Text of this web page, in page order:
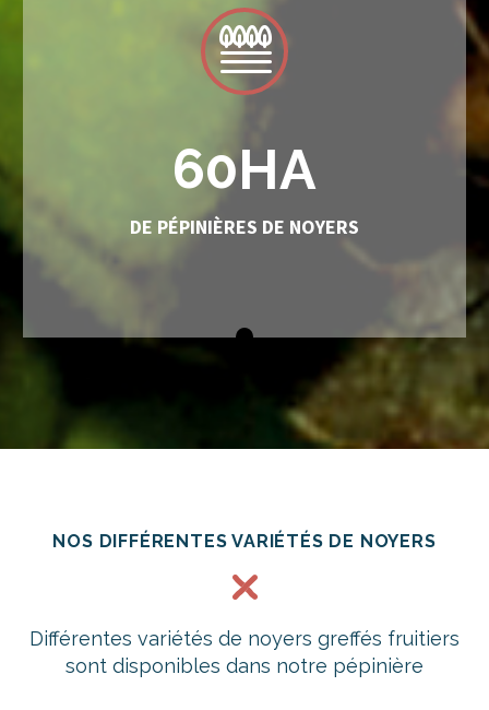
60HA
DE PÉPINIÈRES DE NOYERS
NOS DIFFÉRENTES VARIÉTÉS DE NOYERS
Différentes variétés de noyers greffés fruitiers
sont disponibles dans notre pépinière